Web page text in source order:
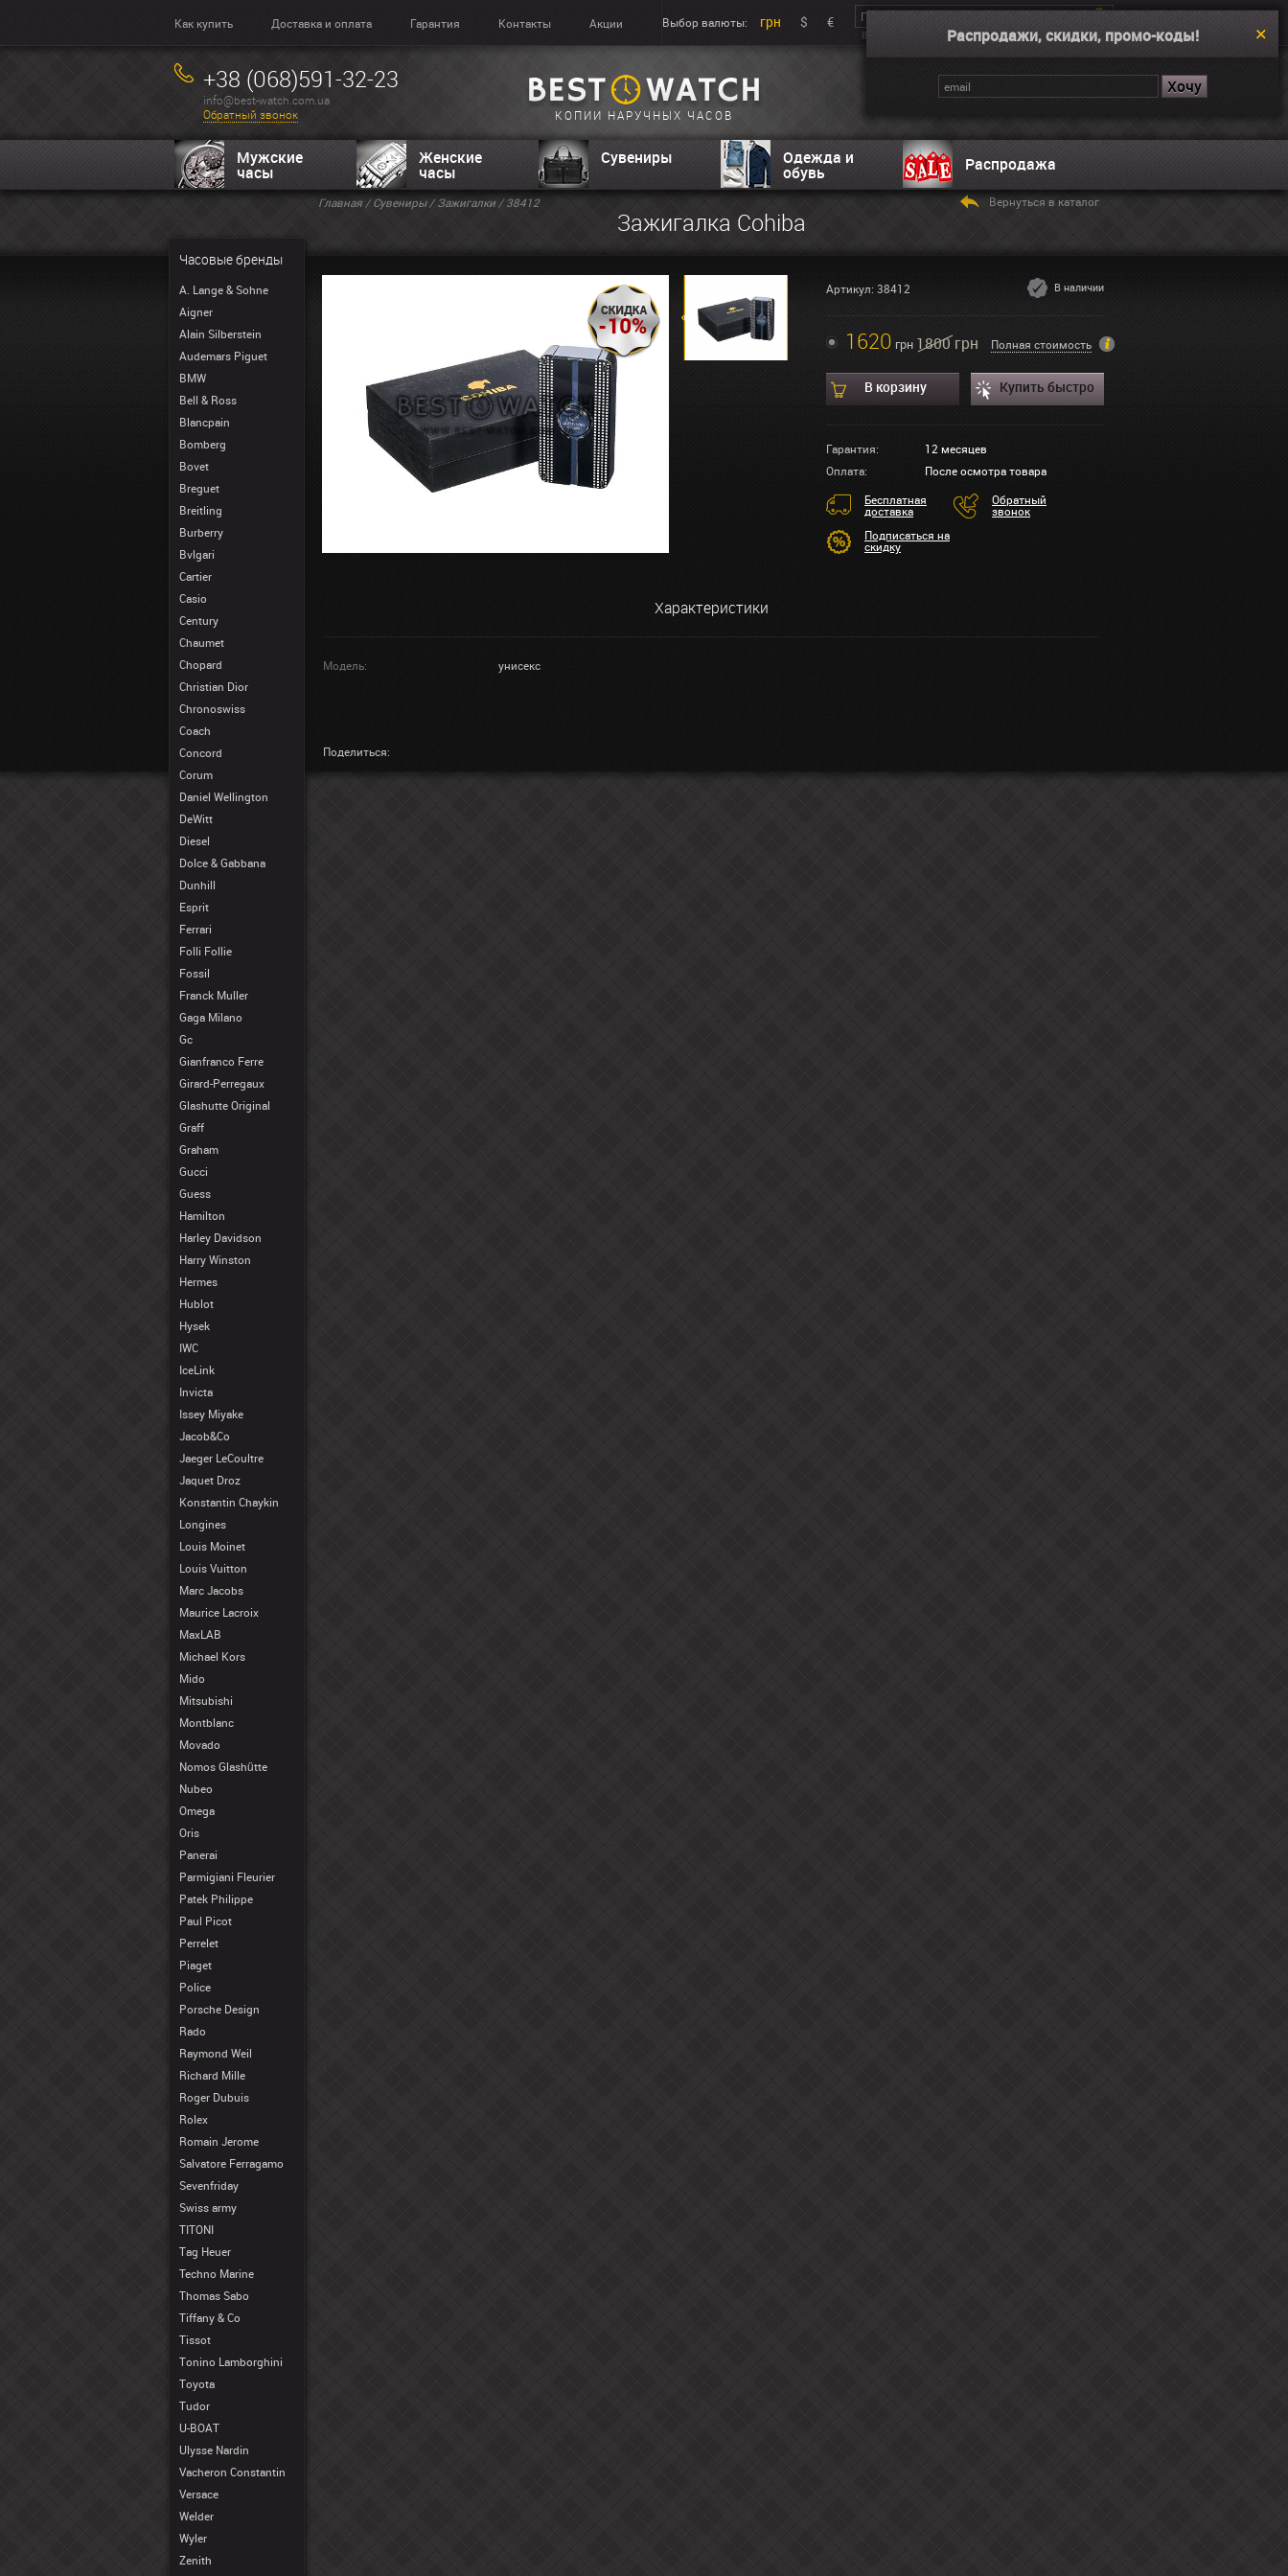
Как купить Доставка и оплата Гарантия Контакты Акции Выбор валюты: грн $ €
Введите поисковой запрос, например “Dual Time”
+38 (068)591-32-23
info@best-watch.com.ua
Обратный звонок
КОПИИ НАРУЧНЫХ ЧАСОВ
Корзина
Нет товаров
Мужские
часы
Женские
часы
Сувениры Одежда и
обувь Распродажа
Часовые бренды
A. Lange & Sohne
Aigner
Alain Silberstein
Audemars Piguet
BMW
Bell & Ross
Blancpain
Bomberg
Bovet
Breguet
Breitling
Burberry
Bvlgari
Cartier
Casio
Century
Chaumet
Chopard
Christian Dior
Chronoswiss
Coach
Concord
Corum
Daniel Wellington
DeWitt
Diesel
Dolce & Gabbana
Dunhill
Esprit
Ferrari
Folli Follie
Fossil
Franck Muller
Gaga Milano
Gc
Gianfranco Ferre
Girard-Perregaux
Glashutte Original
Graff
Graham
Gucci
Guess
Hamilton
Harley Davidson
Harry Winston
Hermes
Hublot
Hysek
IWC
IceLink
Invicta
Issey Miyake
Jacob&Co
Jaeger LeCoultre
Jaquet Droz
Konstantin Chaykin
Longines
Louis Moinet
Louis Vuitton
Marc Jacobs
Maurice Lacroix
MaxLAB
Michael Kors
Mido
Mitsubishi
Montblanc
Movado
Nomos Glashütte
Nubeo
Omega
Oris
Panerai
Parmigiani Fleurier
Patek Philippe
Paul Picot
Perrelet
Piaget
Police
Porsche Design
Rado
Raymond Weil
Richard Mille
Roger Dubuis
Rolex
Romain Jerome
Salvatore Ferragamo
Sevenfriday
Swiss army
TITONI
Tag Heuer
Techno Marine
Thomas Sabo
Tiffany & Co
Tissot
Tonino Lamborghini
Toyota
Tudor
U-BOAT
Ulysse Nardin
Vacheron Constantin
Versace
Welder
Wyler
Zenith
Главная/Сувениры/Зажигалки/ 38412
Зажигалка Cohiba
Вернуться в каталог
Артикул: 38412 В наличии
1620 грн 1800 грн Полная стоимость
В корзину Купить быстро
Гарантия:
12 месяцев
Оплата:
После осмотра товара
Бесплатная
доставка
Обратный
звонок
Подписаться на
скидку
Характеристики
Модель: унисекс
Поделиться:
Распродажи, скидки, промо-коды!